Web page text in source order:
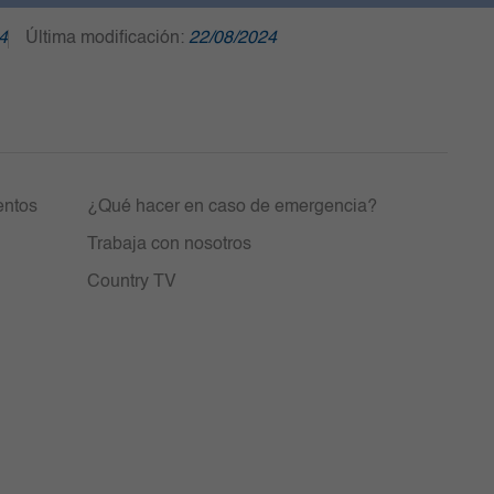
Última modificación: 22/08/2024
¿Qué hacer en caso de emergencia?
Trabaja con nosotros
Country TV